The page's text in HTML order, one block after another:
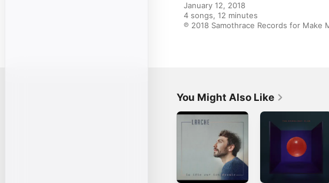
January 12, 2018
4 songs, 12 minutes
℗ 2018 Samothrace Records for Make
You Might Also Like